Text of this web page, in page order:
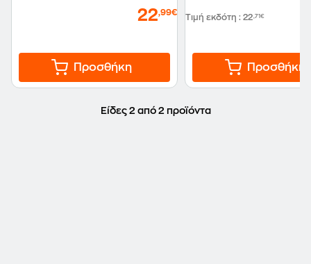
22,99€
Προσθήκη
Τιμή εκδότη : 22,71€
Προσθήκη
Είδες 2 από 2 προϊόντα